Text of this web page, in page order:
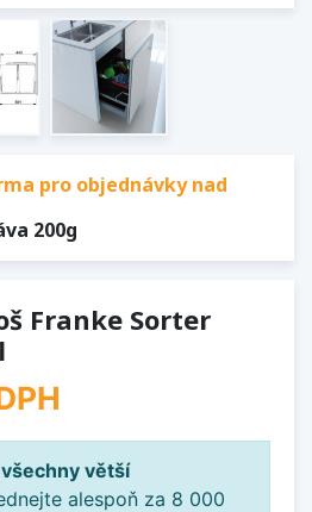
pro objednávky nad
200g
Franke Sorter
větší
alespoň za 8 000